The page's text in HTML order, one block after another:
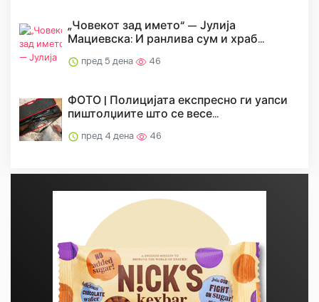
„Човекот зад името“ — Јулија
Мациевска: И ранлива сум и храб...
пред 5 дена 46
ФОТО | Полицијата експресно ги уапси
пиштолџиите што се весе...
пред 4 дена 46